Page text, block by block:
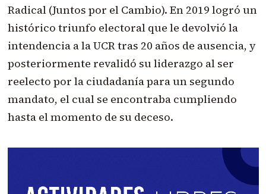
Radical (Juntos por el Cambio). En 2019 logró un
histórico triunfo electoral que le devolvió la
intendencia a la UCR tras 20 años de ausencia, y
posteriormente revalidó su liderazgo al ser
reelecto por la ciudadanía para un segundo
mandato, el cual se encontraba cumpliendo
hasta el momento de su deceso.